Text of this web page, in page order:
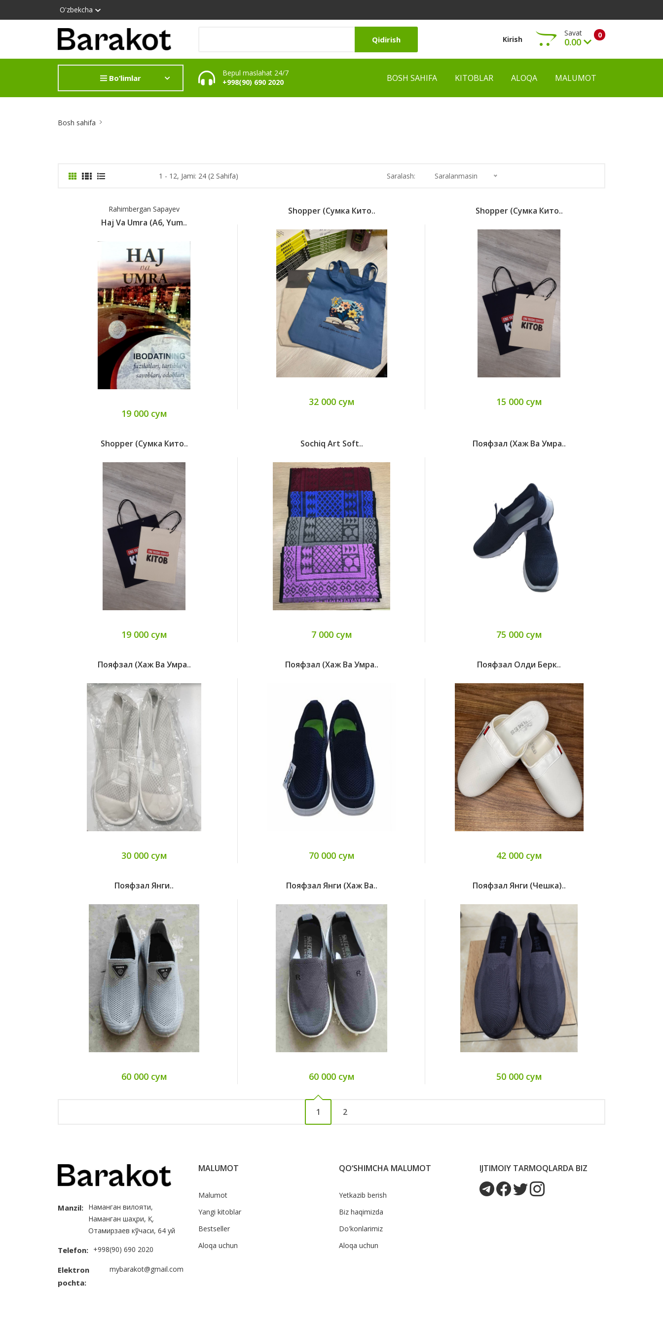
O'zbekcha
Qidirish Kirish 0
Savat
0.00
Ko‘rish
Bo‘limlar
Bepul maslahat 24/7
+998(90) 690 2020
BOSH SAHIFA KITOBLAR ALOQA MALUMOT
Bosh sahifa
1 - 12, Jami: 24 (2 Sahifa) Saralash: Saralanmasin
Rahimbergan Sapayev
Haj Va Umra (А6, Yum..
19 000 сум
Shopper (Сумка Кито..
32 000 сум
Shopper (Сумка Кито..
15 000 сум
Shopper (Сумка Кито..
19 000 сум
Sochiq Art Soft..
7 000 сум
Пояфзал (хаж Ва Умра..
75 000 сум
Пояфзал (хаж Ва Умра..
30 000 сум
Пояфзал (хаж Ва Умра..
70 000 сум
Пояфзал Олди Берк..
42 000 сум
Пояфзал Янги..
60 000 сум
Пояфзал Янги (хаж Ва..
60 000 сум
Пояфзал Янги (чешка)..
50 000 сум
1 2
Manzil: Наманган вилояти,
Наманган шаҳри, Қ.
Отамирзаев кўчаси, 64 уй
Telefon: +998(90) 690 2020
Elektron
pochta:
mybarakot@gmail.com
MALUMOT
Malumot
Yangi kitoblar
Bestseller
Aloqa uchun
QO‘SHIMCHA MALUMOT
Yetkazib berish
Biz haqimizda
Do'konlarimiz
Aloqa uchun
IJTIMOIY TARMOQLARDA BIZ